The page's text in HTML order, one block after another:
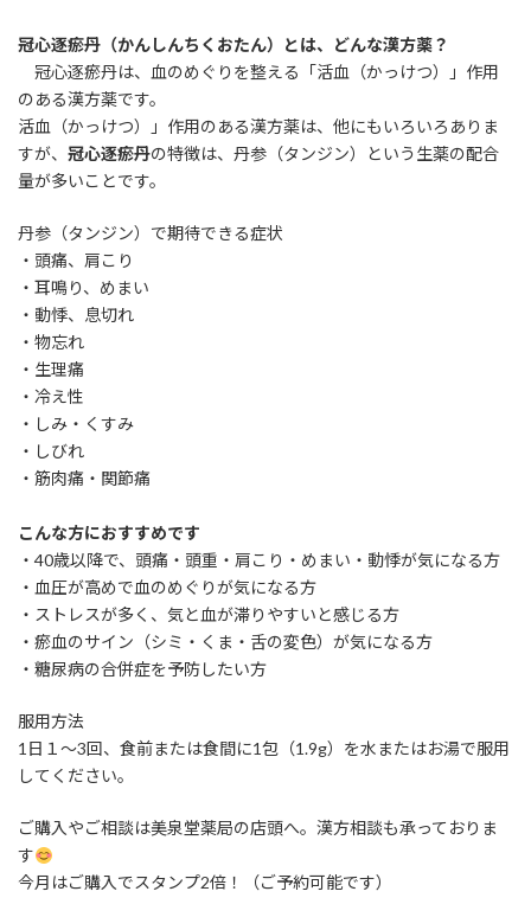
冠心逐瘀丹（かんしんちくおたん）とは、どんな漢方薬？
冠心逐瘀丹は、血のめぐりを整える「活血（かっけつ）」作用
のある漢方薬です。
活血（かっけつ）」作用のある漢方薬は、他にもいろいろありま
すが、 冠心逐瘀丹の特徴は、丹参（タンジン）という生薬の配合
量が多いことです。
丹参（タンジン）で期待できる症状
・頭痛、肩こり
・耳鳴り、めまい
・動悸、息切れ
・物忘れ
・生理痛
・冷え性
・しみ・くすみ
・しびれ
・筋肉痛・関節痛
こんな方におすすめです
・40歳以降で、頭痛・頭重・肩こり・めまい・動悸が気になる方
・血圧が高めで血のめぐりが気になる方
・ストレスが多く、気と血が滞りやすいと感じる方
・瘀血のサイン（シミ・くま・舌の変色）が気になる方
・糖尿病の合併症を予防したい方
服用方法
1日１〜3回、食前または食間に1包（1.9g）を水またはお湯で服用
してください。
ご購入やご相談は美泉堂薬局の店頭へ。漢方相談も承っておりま
す
今月はご購入でスタンプ2倍！（ご予約可能です）